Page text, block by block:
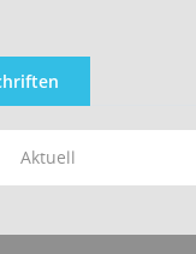
Aktuell